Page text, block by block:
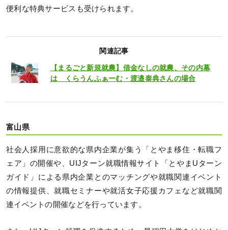
便利な特典サービスも受けられます。
関連記事
【まるごと新規就農】借金なしの就農、その内幕
は くらうんふぁーむ・渡邉泰典さんの場合
富山県
社会人採用に意欲的な県内企業が集う「とやま移住・転職フ
ェア」の開催や、UIJターン就職情報サイト「とやまUターン
ガイド」による県内企業とのマッチングや就職関連イベント
の情報提供、就職セミナーや就活女子応援カフェなど就職関
連イベントの開催などを行っています。